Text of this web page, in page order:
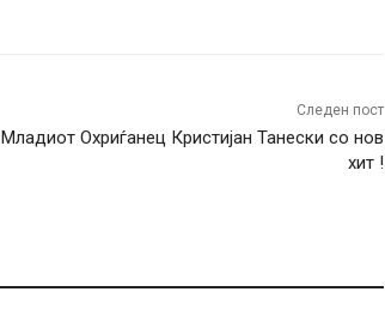
Следен пост
Младиот Охриѓанец Кристијан Танески со нов
хит !